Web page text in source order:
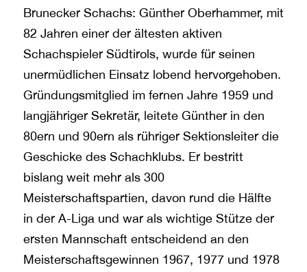
Brunecker Schachs: Günther Oberhammer, mit
82 Jahren einer der ältesten aktiven
Schachspieler Südtirols, wurde für seinen
unermüdlichen Einsatz lobend hervorgehoben.
Gründungsmitglied im fernen Jahre 1959 und
langjähriger Sekretär, leitete Günther in den
80ern und 90ern als rühriger Sektionsleiter die
Geschicke des Schachklubs. Er bestritt
bislang weit mehr als 300
Meisterschaftspartien, davon rund die Hälfte
in der A-Liga und war als wichtige Stütze der
ersten Mannschaft entscheidend an den
Meisterschaftsgewinnen 1967, 1977 und 1978